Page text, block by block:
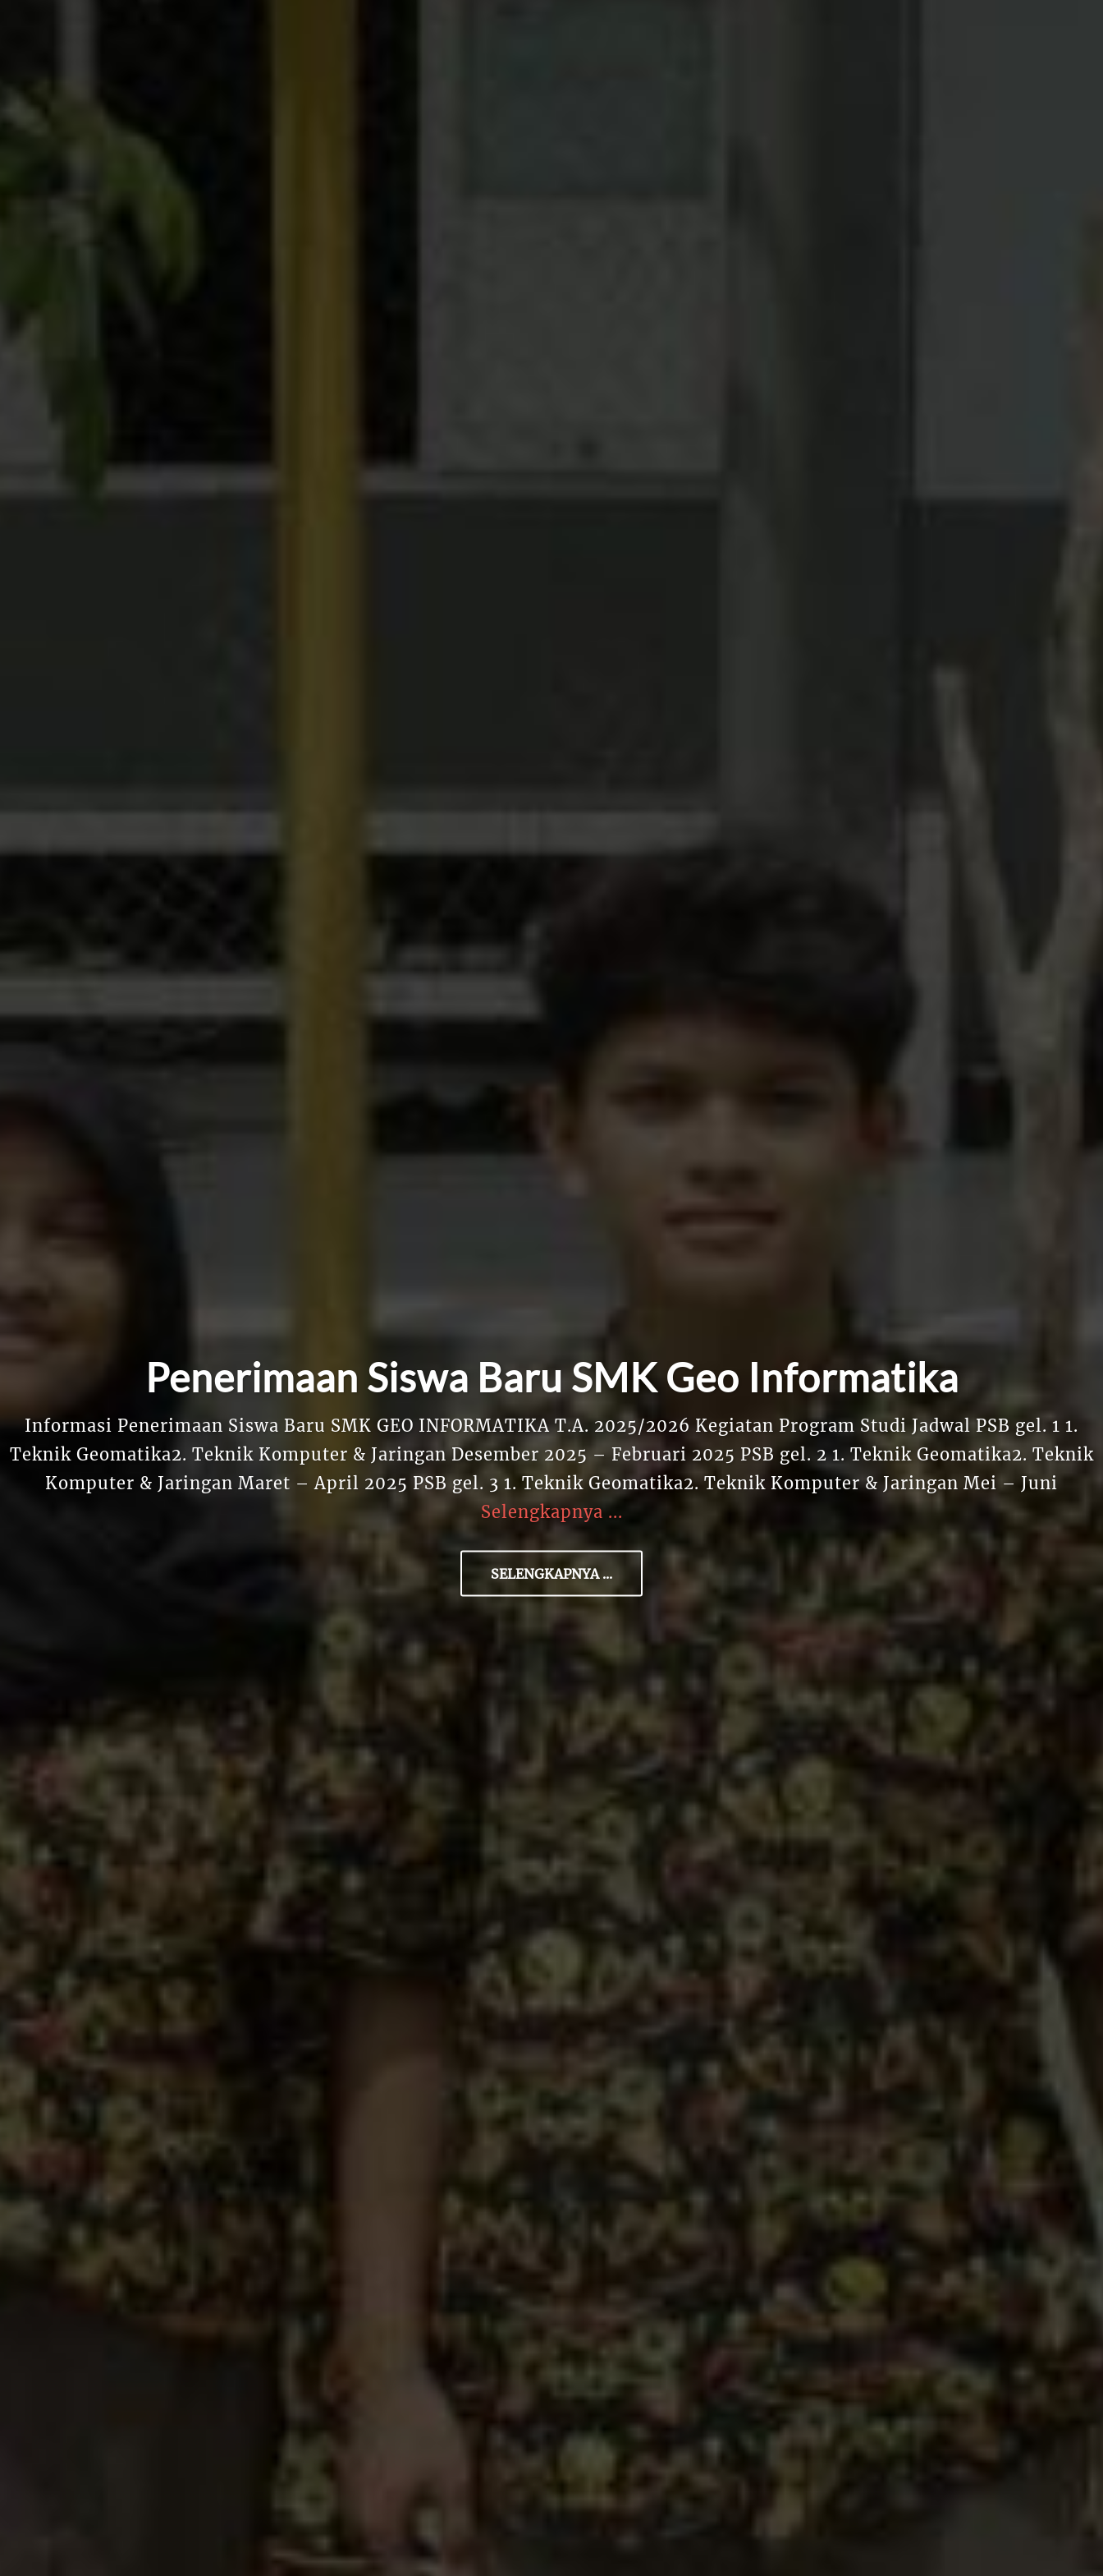
Penerimaan Siswa Baru SMK Geo Informatika
Informasi Penerimaan Siswa Baru SMK GEO INFORMATIKA T.A. 2025/2026 Kegiatan Program Studi Jadwal PSB gel. 1 1.
Teknik Geomatika2. Teknik Komputer & Jaringan Desember 2025 – Februari 2025 PSB gel. 2 1. Teknik Geomatika2. Teknik
Komputer & Jaringan Maret – April 2025 PSB gel. 3 1. Teknik Geomatika2. Teknik Komputer & Jaringan Mei – Juni
Selengkapnya ...
SELENGKAPNYA ...